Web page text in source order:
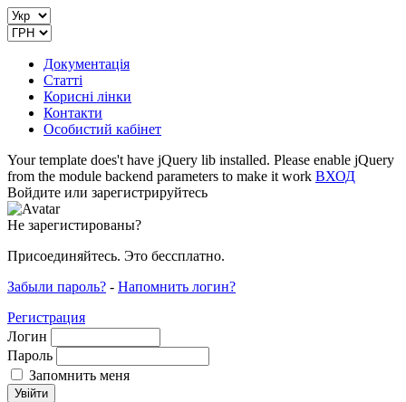
Документація
Статті
Корисні лінки
Контакти
Особистий кабінет
Your template does't have jQuery lib installed. Please enable jQuery
from the module backend parameters to make it work ВХОД
Войдите или зарегистрируйтесь
Не зарегистированы?
Присоединяйтесь. Это бессплатно.
Забыли пароль? - Напомнить логин?
Регистрация
Логин
Пароль
Запомнить меня